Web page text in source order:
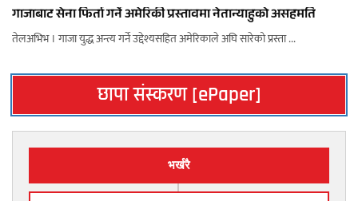
गाजाबाट सेना फिर्ता गर्ने अमेरिकी प्रस्तावमा नेतान्याहुको असहमति
तेलअभिभ । गाजा युद्ध अन्त्य गर्ने उद्देश्यसहित अमेरिकाले अघि सारेको प्रस्ता ...
छापा संस्करण [ePaper]
भर्खरै